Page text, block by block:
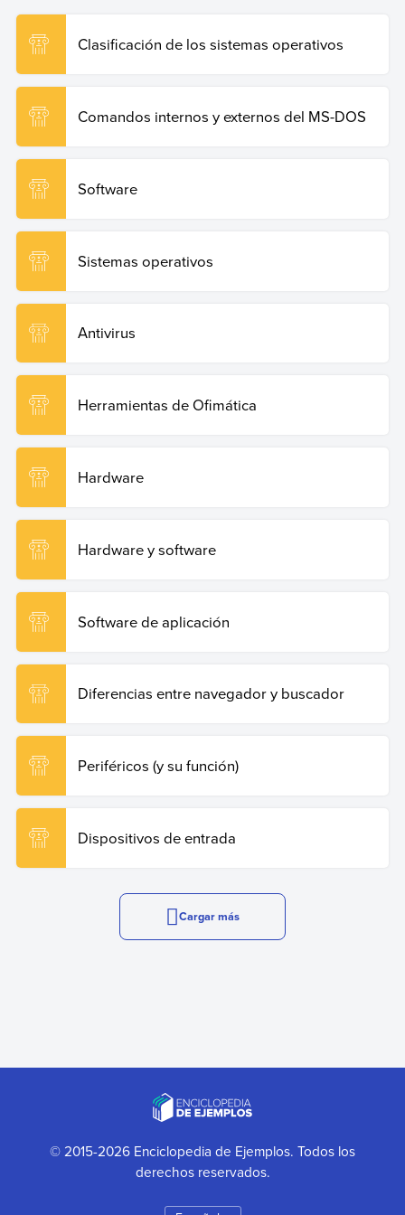
Recuperado el 19 de junio de 2026 de
https://www.ejemplos.co/cuales-son-los-sistemas-
Clasificación de los sistemas operativos
Comandos internos y externos del MS-DOS
Software
Sistemas operativos
Antivirus
Herramientas de Ofimática
Hardware
Hardware y software
Software de aplicación
Diferencias entre navegador y buscador
Periféricos (y su función)
Dispositivos de entrada
Cargar más
© 2015-2026 Enciclopedia de Ejemplos. Todos los
derechos reservados.